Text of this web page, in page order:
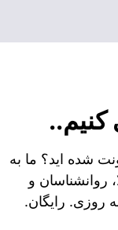
شده اید؟ ما به
روانشناسان و
روزی. رایگان.